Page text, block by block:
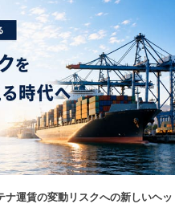
運賃の変動リスクへの新しいヘッ